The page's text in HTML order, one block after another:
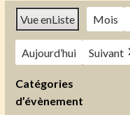
Vue enListe Mois
Aujourd’hui Suivant
Catégories
d’évènement